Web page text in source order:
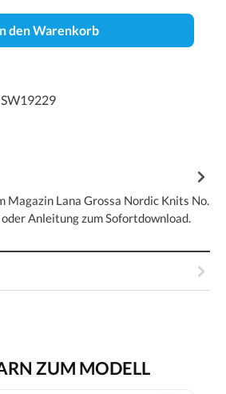
den Warenkorb
SW19229
Magazin Lana Grossa Nordic Knits No.
Anleitung zum Sofortdownload.
ZUM MODELL